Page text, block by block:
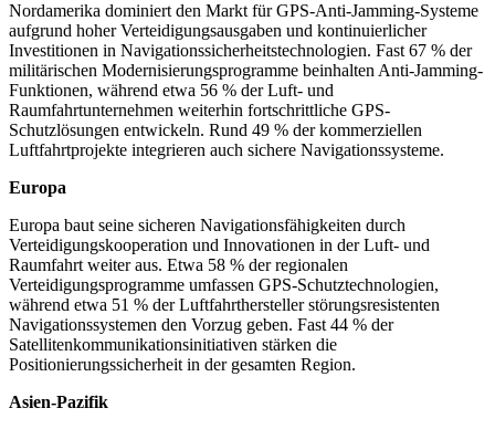
Nordamerika dominiert den Markt für GPS-Anti-Jamming-Systeme
aufgrund hoher Verteidigungsausgaben und kontinuierlicher
Investitionen in Navigationssicherheitstechnologien. Fast 67 % der
militärischen Modernisierungsprogramme beinhalten Anti-Jamming-
Funktionen, während etwa 56 % der Luft- und
Raumfahrtunternehmen weiterhin fortschrittliche GPS-
Schutzlösungen entwickeln. Rund 49 % der kommerziellen
Luftfahrtprojekte integrieren auch sichere Navigationssysteme.
Europa
Europa baut seine sicheren Navigationsfähigkeiten durch
Verteidigungskooperation und Innovationen in der Luft- und
Raumfahrt weiter aus. Etwa 58 % der regionalen
Verteidigungsprogramme umfassen GPS-Schutztechnologien,
während etwa 51 % der Luftfahrthersteller störungsresistenten
Navigationssystemen den Vorzug geben. Fast 44 % der
Satellitenkommunikationsinitiativen stärken die
Positionierungssicherheit in der gesamten Region.
Asien-Pazifik